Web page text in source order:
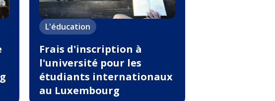
L'éducation
Frais d'inscription à
l'université pour les
étudiants internationaux
au Luxembourg